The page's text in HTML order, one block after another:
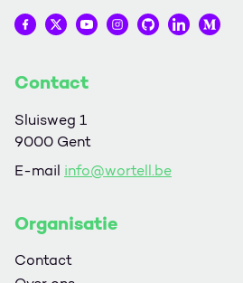
Wortell op Facebook
Wortell op Twitter
Wortell op YouTube
Wortell op
Wortell op
Wortell
Contact
Sluisweg 1
9000 Gent
E-mail info@wortell.be
Organisatie
Contact